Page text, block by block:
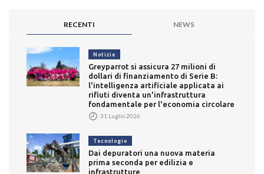
RECENTI NEWS
Notizie
Greyparrot si assicura 27 milioni di
dollari di finanziamento di Serie B:
l'intelligenza artificiale applicata ai
rifiuti diventa un'infrastruttura
fondamentale per l'economia circolare
31 Luglio 2026
Tecnologie
Dai depuratori una nuova materia
prima seconda per edilizia e
infrastrutture